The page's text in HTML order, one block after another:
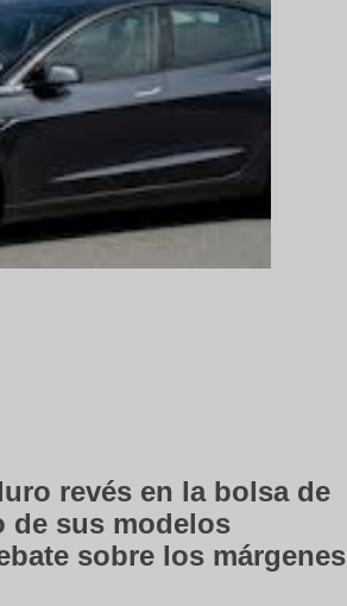
revés en la bolsa de
de sus modelos
sobre los márgenes